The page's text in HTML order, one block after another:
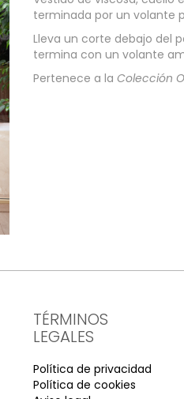
terminada por un volante
Lleva un corte debajo del
termina con un volante
Pertenece a la Colección
TÉRMINOS
LEGALES
Política de privacidad
Política de cookies